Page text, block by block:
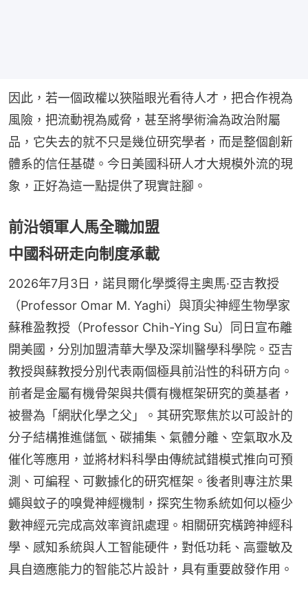
因此，若一個政權以狹隘眼光看待人才，把合作視為
風險，把流動視為威脅，甚至將學術淪為政治附屬
品，它失去的就不只是幾位研究學者，而是整個創新
體系的信任基礎。今日美國科研人才大規模外流的現
象，正好為這一點提供了現實註腳。
前沿領軍人馬全職加盟
中國科研走向制度承載
2026年7月3日，諾貝爾化學獎得主奧馬·亞吉教授
（Professor Omar M. Yaghi）與頂尖神經生物學家
蘇稚盈教授（Professor Chih-Ying Su）同日宣布離
開美國，分別加盟清華大學及深圳醫學科學院。亞吉
教授與蘇教授分別代表兩個極具前沿性的科研方向。
前者是金屬有機骨架與共價有機框架研究的奠基者，
被譽為「網狀化學之父」。其研究聚焦於以可設計的
分子結構推進儲氫、碳捕集、氣體分離、空氣取水及
催化等應用，並將材料科學由傳統試錯模式推向可預
測、可編程、可數據化的研究框架。後者則專注於果
蠅與蚊子的嗅覺神經機制，探究生物系統如何以極少
數神經元完成高效率資訊處理。相關研究橫跨神經科
學、感知系統與人工智能硬件，對低功耗、高靈敏及
具自適應能力的智能芯片設計，具有重要啟發作用。